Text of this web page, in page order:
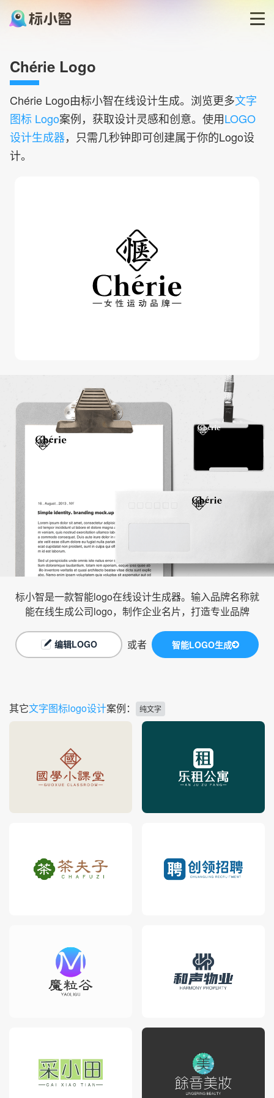
LOGO生成器
LOGO模板
Chérie Logo
Chérie Logo由标小智在线设计生成。浏览更多文字
图标 Logo案例，获取设计灵感和创意。使用LOGO
设计生成器，只需几秒钟即可创建属于你的Logo设
计。
标小智是一款智能logo在线设计生成器。输入品牌名称就
能在线生成公司logo，制作企业名片，打造专业品牌
编辑LOGO 或者 智能LOGO生成
其它文字图标logo设计案例： 纯文字